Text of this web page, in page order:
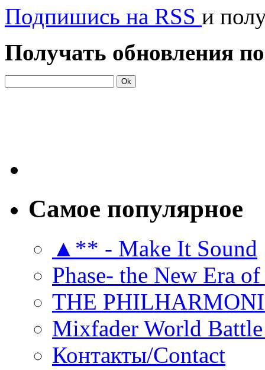
Подпишись на RSS и
Получать обновления
Самое популярное
▲** - Make It Sound
Phase- the New Era
THE
Mixfader World
Контакты/Contact